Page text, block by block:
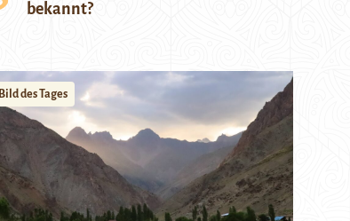
bekannt?
Bild des Tages